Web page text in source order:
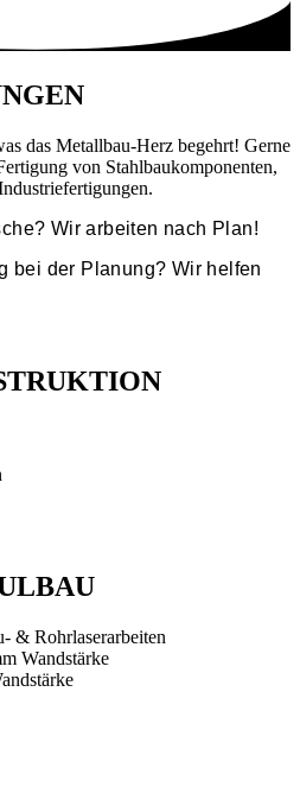
das Metallbau-Herz begehrt! Gerne
von Stahlbaukomponenten,
Wir arbeiten nach Plan!
bei der Planung? Wir helfen
& Rohrlaserarbeiten
Wandstärke